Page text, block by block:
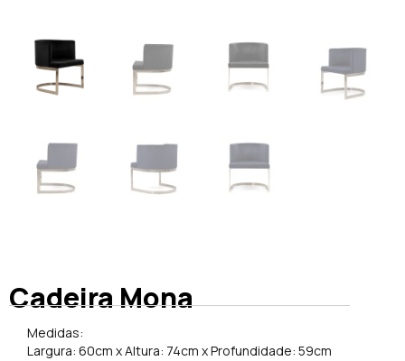
Cadeira Mona
Medidas:
Largura: 60cm x Altura: 74cm x Profundidade: 59cm